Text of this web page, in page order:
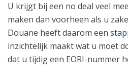
U krijgt bij een no deal veel
maken dan voorheen als u
Douane heeft daarom een
inzichtelijk maakt wat u moet
dat u tijdig een EORI-nummer